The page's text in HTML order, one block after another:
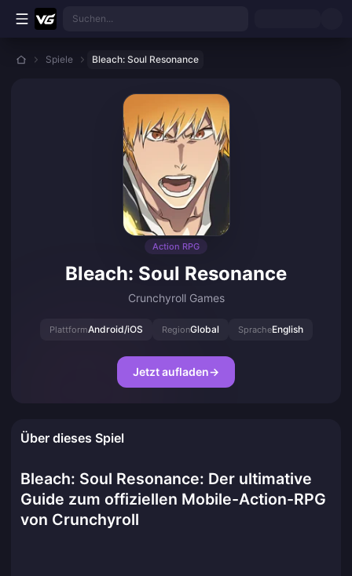
Zum Hauptinhalt springen
Suchen...
Spiele Bleach: Soul Resonance
Action RPG
Bleach: Soul Resonance
Crunchyroll Games
PlattformAndroid/iOS RegionGlobal SpracheEnglish
Jetzt aufladen→
Über dieses Spiel
Bleach: Soul Resonance: Der ultimative
Guide zum offiziellen Mobile-Action-RPG
von Crunchyroll